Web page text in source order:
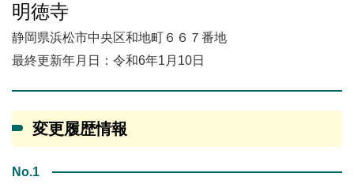
明徳寺
静岡県浜松市中央区和地町６６７番地
最終更新年月日：令和6年1月10日
変更履歴情報
No.1